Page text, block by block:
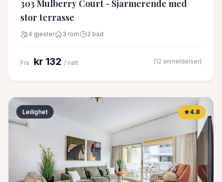
303 Mulberry Court - Sjarmerende med
stor terrasse
4 gjester 3 rom 2 bad
Fra kr 132 / natt (12 anmeldelser)
Leilighet 4.8